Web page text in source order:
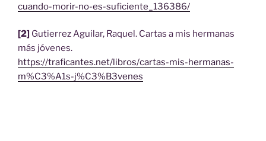
cuando-morir-no-es-suficiente_136386/
[2] Gutierrez Aguilar, Raquel. Cartas a mis hermanas
más jóvenes.
https://traficantes.net/libros/cartas-mis-hermanas-
m%C3%A1s-j%C3%B3venes